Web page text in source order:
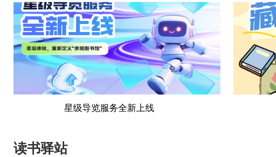
星级导览服务全新上线
读书驿站